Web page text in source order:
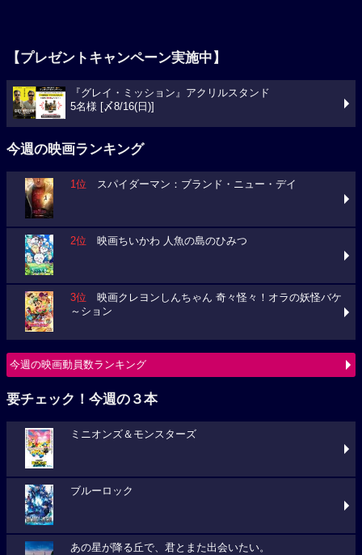
【プレゼントキャンペーン実施中】
『グレイ・ミッション』アクリルスタンド
5名様 [〆8/16(日)]
今週の映画ランキング
1位 スパイダーマン：ブランド・ニュー・デイ
2位 映画ちいかわ 人魚の島のひみつ
3位 映画クレヨンしんちゃん 奇々怪々！オラの妖怪バケ
～ション
今週の映画動員数ランキング
要チェック！今週の３本
ミニオンズ＆モンスターズ
ブルーロック
あの星が降る丘で、君とまた出会いたい。